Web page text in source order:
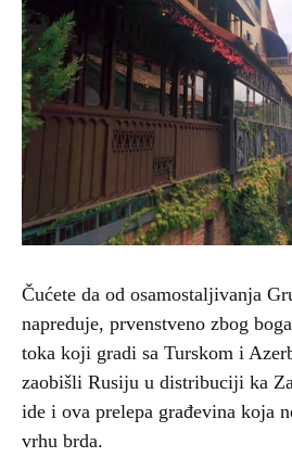
Čućete da od osamostaljivanja
napreduje, prvenstveno zbog
toka koji gradi sa Turskom i
zaobišli Rusiju u distribuciji ka
ide i ova prelepa građevina koja
vrhu brda.